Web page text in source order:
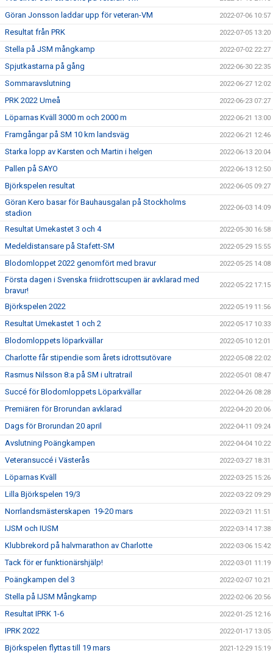
Göran Jonsson laddar upp för veteran-VM 2022-07-06 10:57
Resultat från PRK 2022-07-05 13:20
Stella på JSM mångkamp 2022-07-02 22:27
Spjutkastarna på gång 2022-06-30 22:35
Sommaravslutning 2022-06-27 12:02
PRK 2022 Umeå 2022-06-23 07:27
Löparnas Kväll 3000 m och 2000 m 2022-06-21 13:00
Framgångar på SM 10 km landsväg 2022-06-21 12:46
Starka lopp av Karsten och Martin i helgen 2022-06-13 20:04
Pallen på SAYO 2022-06-13 12:50
Björkspelen resultat 2022-06-05 09:27
Göran Kero basar för Bauhausgalan på Stockholms
stadion
2022-06-03 14:09
Resultat Umekastet 3 och 4 2022-05-30 16:58
Medeldistansare på Stafett-SM 2022-05-29 15:55
Blodomloppet 2022 genomfört med bravur 2022-05-25 14:08
Första dagen i Svenska friidrottscupen är avklarad med
bravur!
2022-05-22 17:15
Björkspelen 2022 2022-05-19 11:56
Resultat Umekastet 1 och 2 2022-05-17 10:33
Blodomloppets löparkvällar 2022-05-10 12:01
Charlotte får stipendie som årets idrottsutövare 2022-05-08 22:02
Rasmus Nilsson 8:a på SM i ultratrail 2022-05-01 08:47
Succé för Blodomloppets Löparkvällar 2022-04-26 08:28
Premiären för Brorundan avklarad 2022-04-20 20:06
Dags för Brorundan 20 april 2022-04-11 09:24
Avslutning Poängkampen 2022-04-04 10:22
Veteransuccé i Västerås 2022-03-27 18:31
Löparnas Kväll 2022-03-25 15:26
Lilla Björkspelen 19/3 2022-03-22 09:29
Norrlandsmästerskapen 19-20 mars 2022-03-21 11:51
IJSM och IUSM 2022-03-14 17:38
Klubbrekord på halvmarathon av Charlotte 2022-03-06 15:42
Tack för er funktionärshjälp! 2022-03-01 11:19
Poängkampen del 3 2022-02-07 10:21
Stella på IJSM Mångkamp 2022-02-06 20:56
Resultat IPRK 1-6 2022-01-25 12:16
IPRK 2022 2022-01-17 13:05
Björkspelen flyttas till 19 mars 2021-12-29 15:19